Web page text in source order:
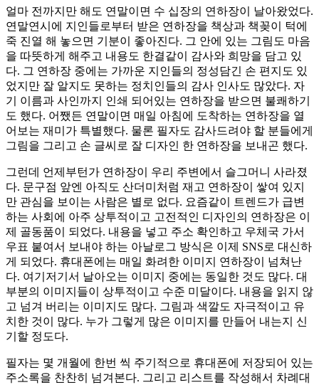
얼마 전까지만 해도 연말이면 수 십장의 연하장이 날아왔었다.
연말연시에 지인들로부터 받은 연하장을 책상과 책꽂이 턱에
죽 진열 해 놓으면 기분이 좋아진다. 그 안에 있는 그림도 마음
을 따뜻하게 해주고 내용도 한결같이 감사와 희망을 담고 있
다. 그 연하장 중에는 가까운 지인들의 정성담긴 손 편지도 있
었지만 잘 알지도 못하는 정치인들의 감사 인사도 많았다. 자
기 이름과 사인까지 인쇄 되어있는 연하장을 받으면 불쾌하기
도 했다. 어쨌든 연말이면 매일 아침에 도착하는 연하장을 열
어보는 재미가 특별했다. 물론 필자도 감사드려야 할 분들에게
그림을 그리고 손 글씨로 잘 디자인 한 연하장을 보내곤 했다.
그런데 언제부턴가 연하장이 우리 주변에서 슬그머니 사라졌
다. 문구점 앞엔 아직도 산더미처럼 재고 연하장이 쌓여 있지
만 관심을 보이는 사람은 별로 없다. 요즘같이 트렌드가 급변
하는 사회에 아주 상투적이고 고전적인 디자인의 연하장은 이
제 골동품이 되었다. 내용을 넣고 주소 확인하고 우체국 가서
우표 붙여서 보내야 하는 아날로그 방식은 이제 SNS로 대신하
게 되었다. 휴대폰에는 매일 화려한 이미지 연하장이 넘쳐난
다. 여기저기서 날아오는 이미지 중에는 동일한 것도 많다. 대
부분의 이미지들이 상투적이고 수준 미달이다. 내용을 읽지 않
고 넘겨 버리는 이미지도 많다. 그림과 색깔도 자극적이고 유
치한 것이 많다. 누가 그렇게 많은 이미지를 만들어 내는지 신
기할 정도다.
필자는 몇 개월에 한번 씩 주기적으로 휴대폰에 저장되어 있는
주소록을 찬찬히 넘겨본다. 그리고 리스트를 작성해서 차례대